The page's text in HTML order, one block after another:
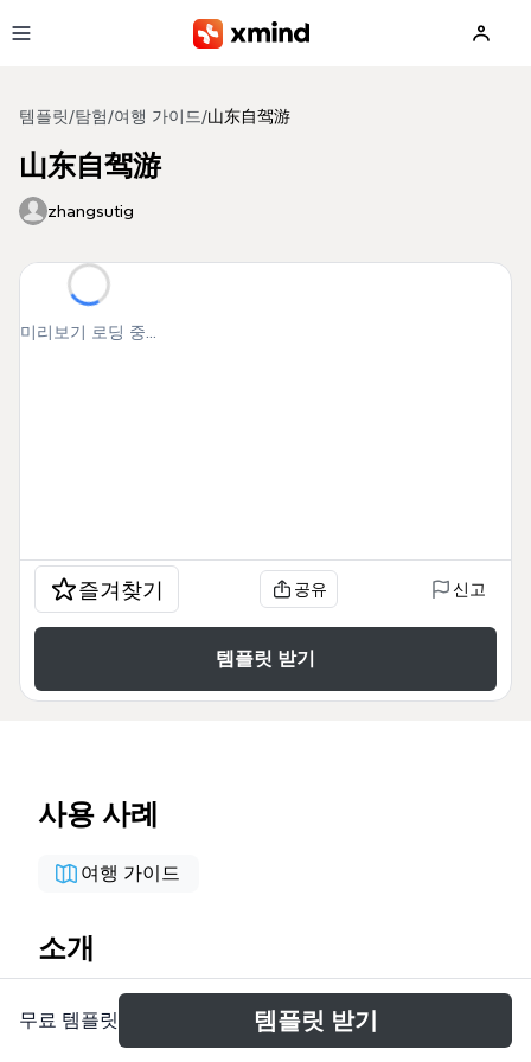
템플릿 /탐험 /여행 가이드 /山东自驾游
山东自驾游
zhangsutig
미리보기 로딩 중...
즐겨찾기 공유 신고
템플릿 받기
사용 사례
여행 가이드
소개
山东自驾游思维导图是一份专为家庭自驾游设计的旅行
规划模板，覆盖8月4日至8月12日共9天的行程。模板
무료 템플릿 템플릿 받기